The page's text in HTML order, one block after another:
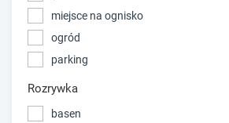
miejsce na ognisko
ogród
parking
Rozrywka
basen